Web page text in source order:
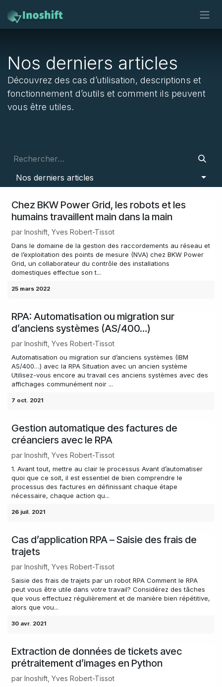
Nos derniers articles
Découvrez des cas d’utilisation, descriptions et
fonctionnement d’outils et comment ils peuvent
vous être utiles.
Nos derniers articles
Chez BKW Power Grid, les robots et les
humains travaillent main dans la main
par Inoshift, Yves Robert-Tissot
Dans le domaine de la gestion des raccordements au réseau et
de l’exploitation des points de mesure (NVA) chez BKW Power
Grid, un collaborateur du contrôle des installations
domestiques effectue son t...
25 mars 2022
RPA: Automatisation ou migration sur
d’anciens systèmes (AS/400…)
par Inoshift, Yves Robert-Tissot
Automatisation ou migration sur d’anciens systèmes (IBM
AS/400…) avec la RPA Situation avec un ancien système
Utilisez-vous encore au travail ces anciens systèmes avec des
affichages communément noir ...
7 oct. 2021
Gestion automatique des factures de
créanciers avec le RPA
par Inoshift, Yves Robert-Tissot
1. Avant tout, mettre au clair le processus Avant d’automatiser
quoi que ce soit, il est essentiel de bien comprendre le
processus des factures en définissant chaque étape
nécessaire, chaque action qu...
26 juil. 2021
Cas d’application RPA – Saisie des frais de
trajets
par Inoshift, Yves Robert-Tissot
Saisie des frais de trajets par un robot RPA Comment le RPA
peut vous être utile dans votre travail? Considérez des tâches
que vous effectuez régulièrement et de manière bien répétitive,
alors que vou...
30 avr. 2021
Extraction de données de tickets avec
prétraitement d’images en Python
par Inoshift, Yves Robert-Tissot